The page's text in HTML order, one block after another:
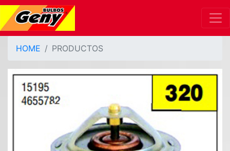
HOME PRODUCTOS